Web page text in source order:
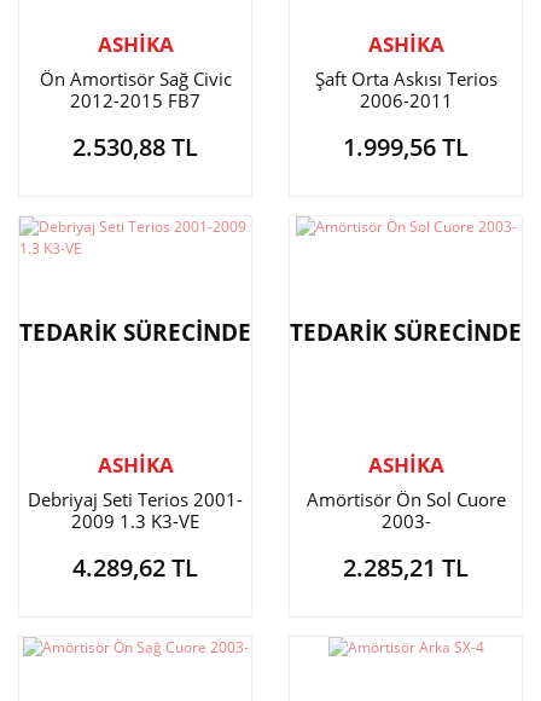
ASHİKA
Ön Amortisör Sağ Civic
2012-2015 FB7
2.530,88 TL
ASHİKA
Şaft Orta Askısı Terios
2006-2011
1.999,56 TL
TEDARİK SÜRECİNDE
ASHİKA
Debriyaj Seti Terios 2001-
2009 1.3 K3-VE
4.289,62 TL
TEDARİK SÜRECİNDE
ASHİKA
Amörtisör Ön Sol Cuore
2003-
2.285,21 TL